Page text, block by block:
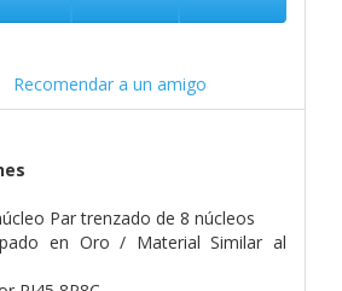
Recomendar a un amigo
Par trenzado de 8 núcleos
en Oro / Material Similar al